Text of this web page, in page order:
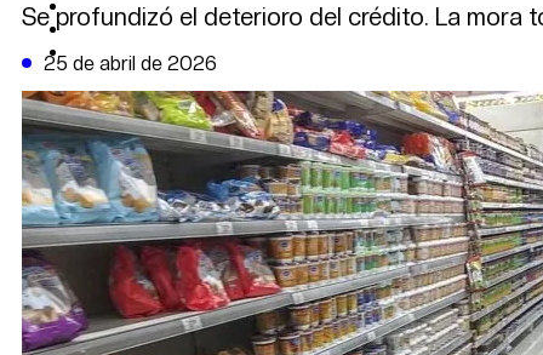
CAMBIO CLIMÁTICO
DATA FIRME
DE LA TRIBUNA TV
Se profundizó el deterioro del crédito. La mora
25 de abril de 2026